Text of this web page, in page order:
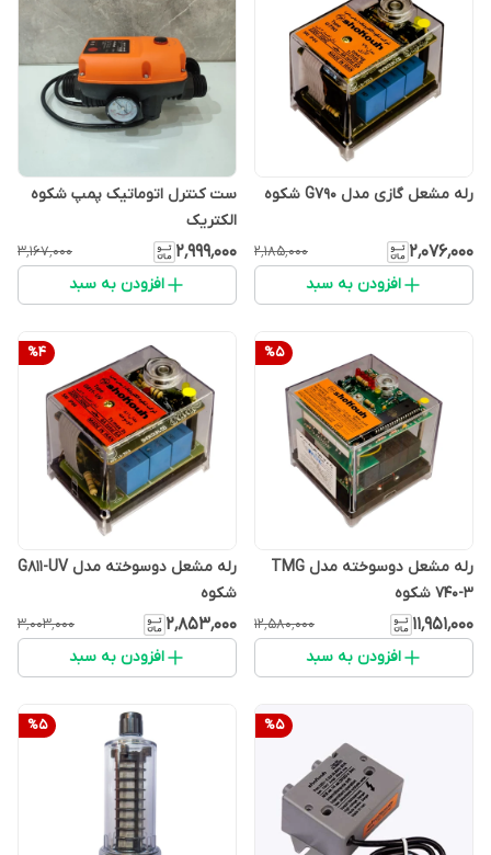
رله مشعل گازی مدل G790 شکوه
۲٬۰۷۶٬۰۰۰ ۲٬۱۸۵٬۰۰۰
افزودن به سبد
ست کنترل اتوماتیک پمپ شکوه
الکتریک
۲٬۹۹۹٬۰۰۰ ۳٬۱۶۷٬۰۰۰
افزودن به سبد
%5
رله مشعل دوسوخته مدل TMG
740-3 شکوه
۱۱٬۹۵۱٬۰۰۰ ۱۲٬۵۸۰٬۰۰۰
افزودن به سبد
%4
رله مشعل دوسوخته مدل G811-UV
شکوه
۲٬۸۵۳٬۰۰۰ ۳٬۰۰۳٬۰۰۰
افزودن به سبد
%5
%5